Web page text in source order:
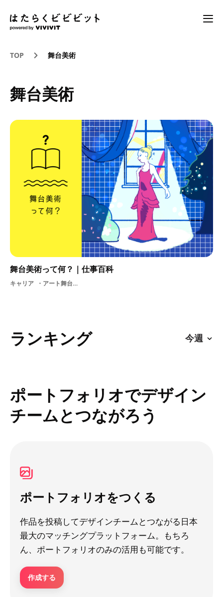
TOP 舞台美術
舞台美術
舞台美術って何？｜仕事百科
キャリア アート舞台美術空間デザイン舞台
ランキング
ポートフォリオでデザイン
チームとつながろう
ポートフォリオをつくる
作品を投稿してデザインチームとつながる日本
最大のマッチングプラットフォーム。もちろ
ん、ポートフォリオのみの活用も可能です。
作成する